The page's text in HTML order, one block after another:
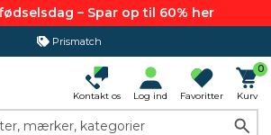
– Spar op til 60% her
Prismatch
Kontakt os Log ind Favoritter
0
Kurv
mærker, kategorier